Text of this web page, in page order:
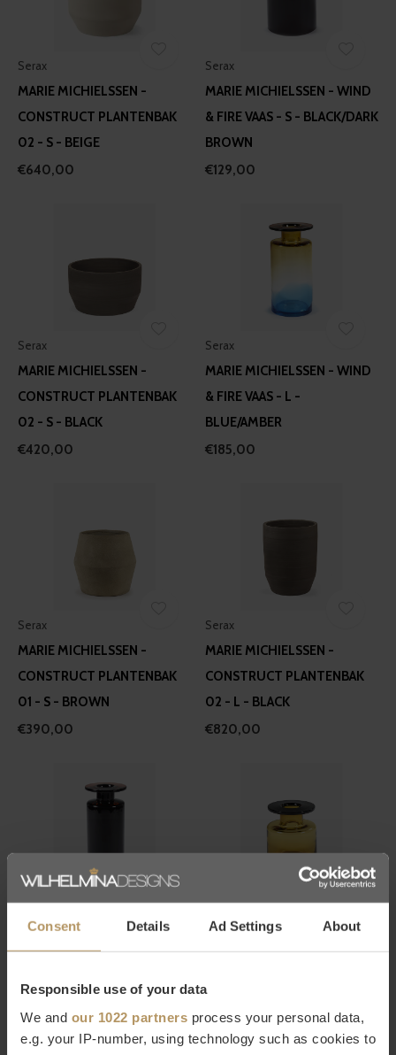
Consent Details Ad Settings About
Responsible use of your data
We and our 1022 partners process your personal data,
e.g. your IP-number, using technology such as cookies to
Serax
MARIE MICHIELSSEN -
CONSTRUCT PLANTENBAK
02 - S - BEIGE
€640,00
Serax
MARIE MICHIELSSEN - WIND
& FIRE VAAS - S - BLACK/DARK
BROWN
€129,00
Serax
MARIE MICHIELSSEN -
CONSTRUCT PLANTENBAK
02 - S - BLACK
€420,00
Serax
MARIE MICHIELSSEN - WIND
& FIRE VAAS - L -
BLUE/AMBER
€185,00
Serax
MARIE MICHIELSSEN -
CONSTRUCT PLANTENBAK
01 - S - BROWN
€390,00
Serax
MARIE MICHIELSSEN -
CONSTRUCT PLANTENBAK
02 - L - BLACK
€820,00
Serax
MARIE MICHIELSSEN - WIND
& FIRE VAAS - L - BLACK/DARK
BROWN
€165,00
Serax
MARIE MICHIELSSEN - WIND
& FIRE VAAS - S -